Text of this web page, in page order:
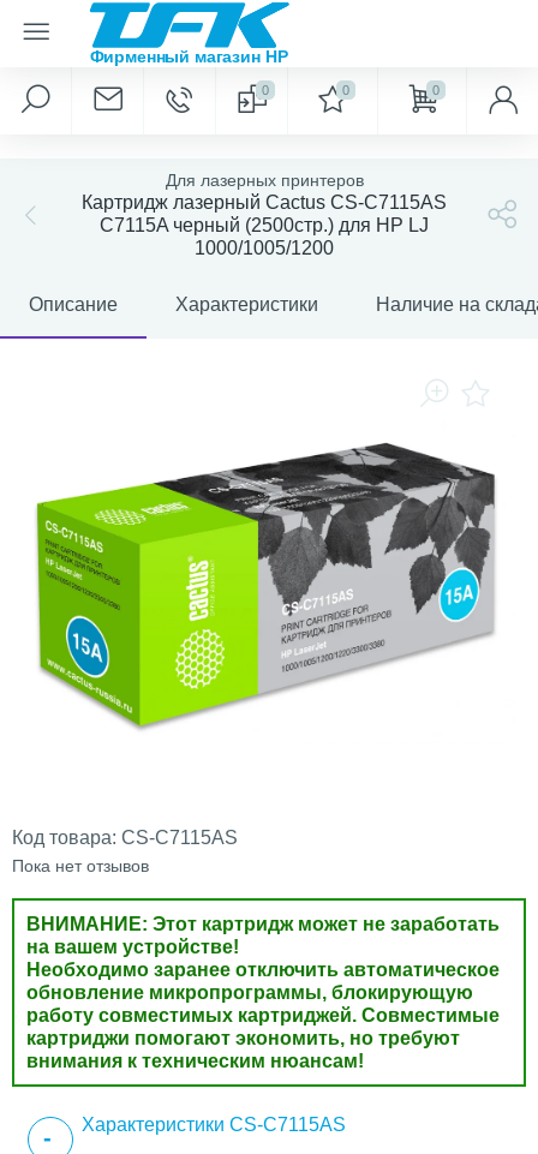
0 0 0
Для лазерных принтеров
Картридж лазерный Cactus CS-C7115AS
C7115A черный (2500стр.) для HP LJ
1000/1005/1200
Описание Характеристики Наличие на
Код товара: CS-C7115AS
Пока нет отзывов
ВНИМАНИЕ: Этот картридж может не заработать
на вашем устройстве!
Необходимо заранее отключить автоматическое
обновление микропрограммы, блокирующую
работу совместимых картриджей. Совместимые
картриджи помогают экономить, но требуют
внимания к техническим нюансам!
Характеристики CS-C7115AS